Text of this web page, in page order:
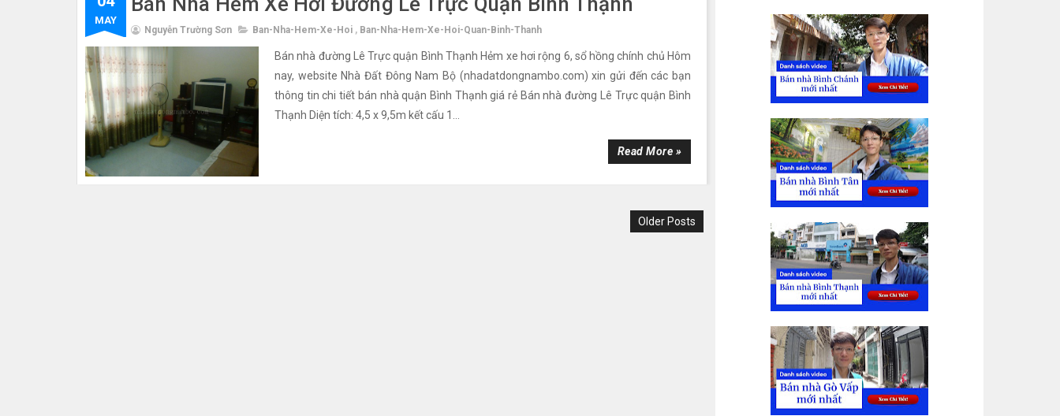
MAY
Nguyễn Trường Sơn Ban-Nha-Hem-Xe-Hoi , Ban-Nha-Hem-Xe-Hoi-Quan-Binh-Thanh
Bán nhà đường Lê Trực quận Bình Thạnh Hẻm xe hơi rộng 6, sổ hồng chính chủ Hôm
nay, website Nhà Đất Đông Nam Bộ (nhadatdongnambo.com) xin gửi đến các bạn
thông tin chi tiết bán nhà quận Bình Thạnh giá rẻ Bán nhà đường Lê Trực quận Bình
Thạnh Diện tích: 4,5 x 9,5m kết cấu 1...
Read More »
Older Posts